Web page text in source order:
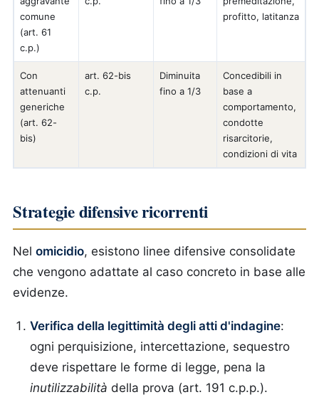
comune
(art. 61
c.p.)
profitto, latitanza
Con
attenuanti
generiche
(art. 62-
bis)
art. 62-bis
c.p.
Diminuita
fino a 1/3
Concedibili in
base a
comportamento,
condotte
risarcitorie,
condizioni di vita
Strategie difensive ricorrenti
Nel omicidio, esistono linee difensive consolidate
che vengono adattate al caso concreto in base alle
evidenze.
Verifica della legittimità degli atti d'indagine:
ogni perquisizione, intercettazione, sequestro
deve rispettare le forme di legge, pena la
inutilizzabilità della prova (art. 191 c.p.p.).